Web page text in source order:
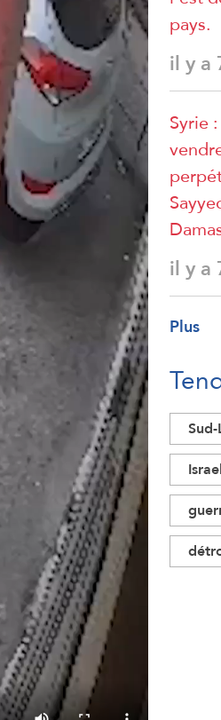
pays.
il y a
Syrie
il y a
Plus
Israel